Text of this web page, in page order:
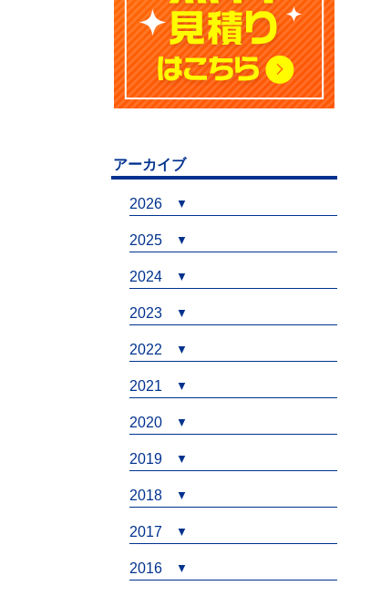
アーカイブ
2026
2025
2024
2023
2022
2021
2020
2019
2018
2017
2016